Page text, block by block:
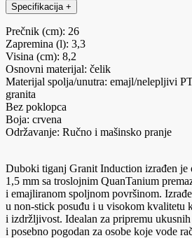
Specifikacija +
Prečnik (cm): 26
Zapremina (l): 3,3
Visina (cm): 8,2
Osnovni materijal: čelik
Materijal spolja/unutra: emajl/nelepljivi
granita
Bez poklopca
Boja: crvena
Održavanje: Ručno i mašinsko pranje
Duboki tiganj Granit Induction izrađen je
1,5 mm sa troslojnim QuanTanium
i emajliranom spoljnom površinom.
u non-stick posuđu i u visokom kvalitetu
i izdržljivost. Idealan za pripremu ukusnih
i posebno pogodan za osobe koje vode